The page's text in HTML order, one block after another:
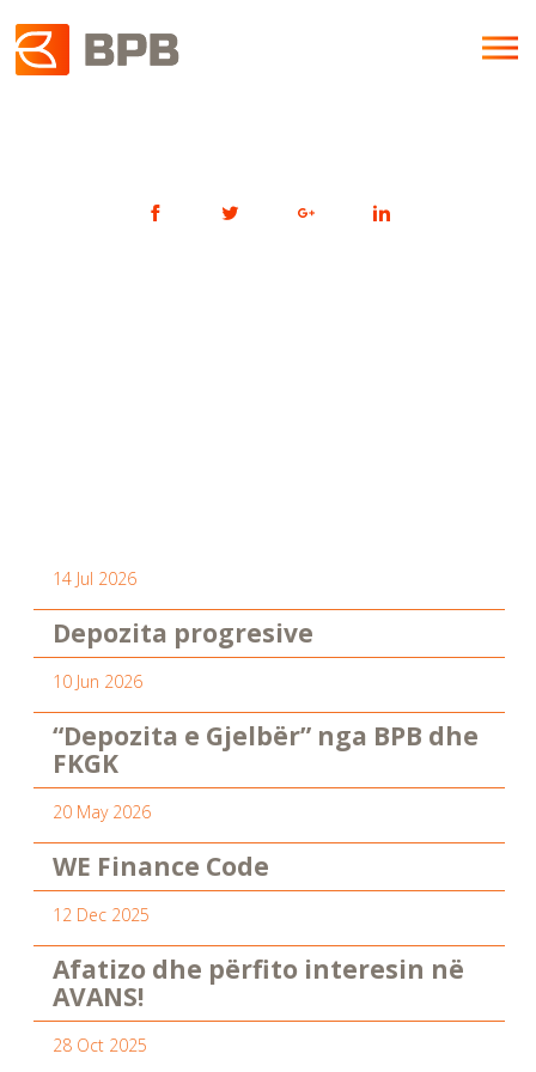
14 Jul 2026
Depozita progresive
10 Jun 2026
“Depozita e Gjelbër” nga BPB dhe
FKGK
20 May 2026
WE Finance Code
12 Dec 2025
Afatizo dhe përfito interesin në
AVANS!
28 Oct 2025